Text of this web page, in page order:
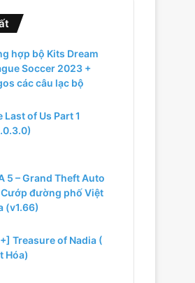
hợp bộ Kits Dream
Soccer 2023 +
các câu lạc bộ
Last of Us Part 1
5 – Grand Theft Auto
Cướp đường phố Việt
(v1.66)
Treasure of Nadia (
Hóa)